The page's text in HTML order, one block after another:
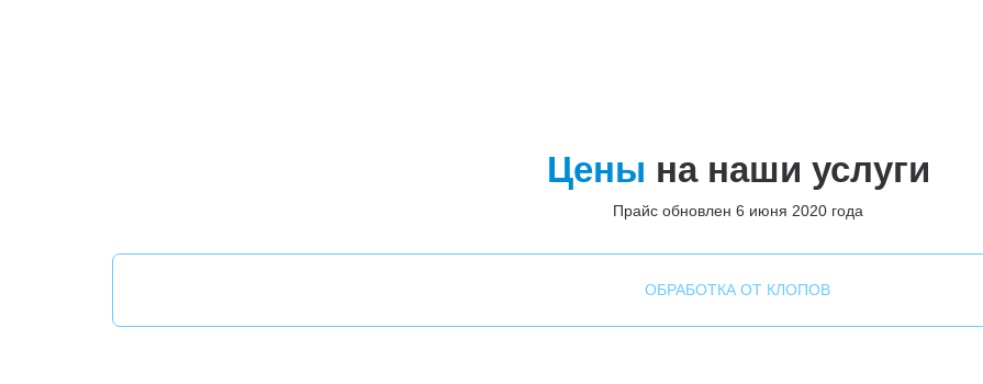
Цены на наши услуги
Прайс обновлен 6 июня 2020 года
ОБРАБОТКА ОТ КЛОПОВ